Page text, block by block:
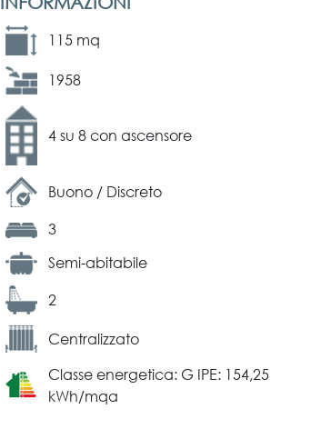
115 mq
1958
4 su 8 con ascensore
Buono / Discreto
3
Semi-abitabile
2
Centralizzato
Classe energetica: G IPE: 154,25
kWh/mqa